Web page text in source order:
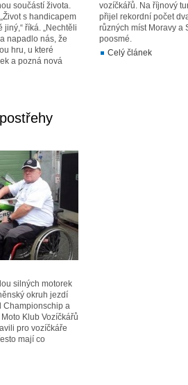
součástí života.
s handicapem
říká. „Nechtěli
napadlo nás, že
hru, u které
a pozná nová
vozíčkářů. Na říjnový
přijel rekordní počet
různých míst Moravy a
poosmé.
Celý článek
silných motorek
okruh jezdí
Championschip a
Klub Vozíčkářů
pro vozíčkáře
mají co